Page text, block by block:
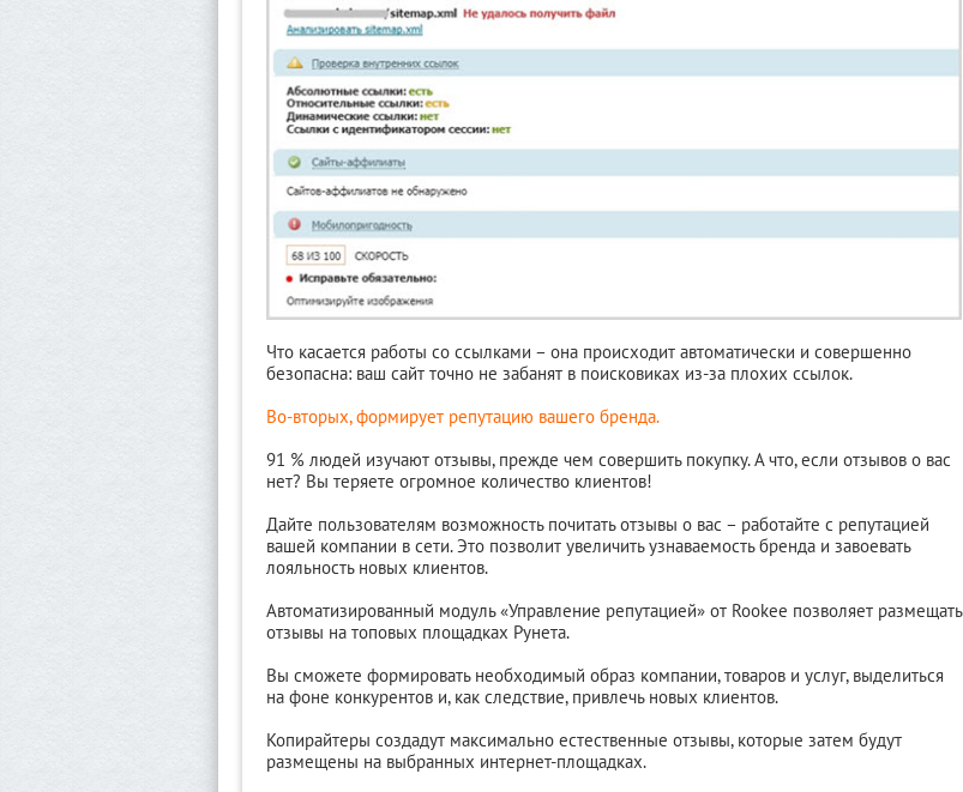
Что касается работы со ссылками – она происходит автоматически и совершенно
безопасна: ваш сайт точно не забанят в поисковиках из-за плохих ссылок.
Во-вторых, формирует репутацию вашего бренда.
91 % людей изучают отзывы, прежде чем совершить покупку. А что, если отзывов о вас
нет? Вы теряете огромное количество клиентов!
Дайте пользователям возможность почитать отзывы о вас – работайте с репутацией
вашей компании в сети. Это позволит увеличить узнаваемость бренда и завоевать
лояльность новых клиентов.
Автоматизированный модуль «Управление репутацией» от Rookee позволяет размещать
отзывы на топовых площадках Рунета.
Вы сможете формировать необходимый образ компании, товаров и услуг, выделиться
на фоне конкурентов и, как следствие, привлечь новых клиентов.
Копирайтеры создадут максимально естественные отзывы, которые затем будут
размещены на выбранных интернет-площадках.